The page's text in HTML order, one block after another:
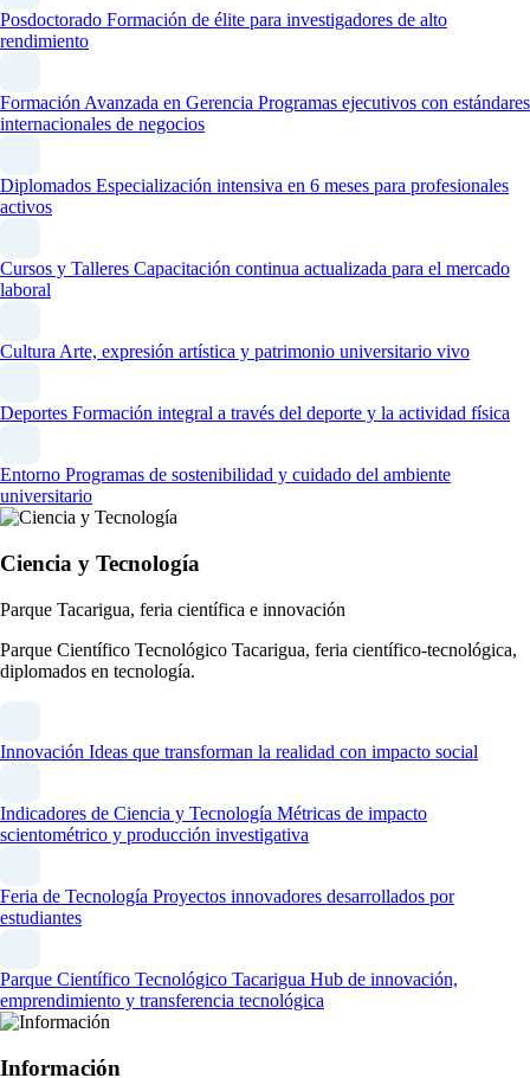
Posdoctorado Formación de élite para investigadores de alto
rendimiento
Formación Avanzada en Gerencia Programas ejecutivos con estándares
internacionales de negocios
Diplomados Especialización intensiva en 6 meses para profesionales
activos
Cursos y Talleres Capacitación continua actualizada para el mercado
laboral
CulturaArte, expresión artística y patrimonio universitario vivo
Deportes Formación integral a través del deporte y la actividad física
Entorno Programas de sostenibilidad y cuidado del ambiente
universitario
Ciencia y Tecnología
Parque Tacarigua, feria científica e innovación
Parque Científico Tecnológico Tacarigua, feria científico-tecnológica,
diplomados en tecnología.
Innovación Ideas que transforman la realidad con impacto social
Indicadores de Ciencia y Tecnología Métricas de impacto
scientométrico y producción investigativa
Feria de Tecnología Proyectos innovadores desarrollados por
estudiantes
Parque Científico Tecnológico Tacarigua Hub de innovación,
emprendimiento y transferencia tecnológica
Información